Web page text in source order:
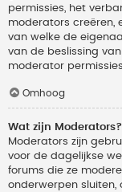
permissies, het
moderators creëren,
van welke de
van de beslissing
moderator
Omhoog
Wat zijn Moderators?
Moderators zijn
voor de dagelijkse
forums die ze
onderwerpen sluiten,